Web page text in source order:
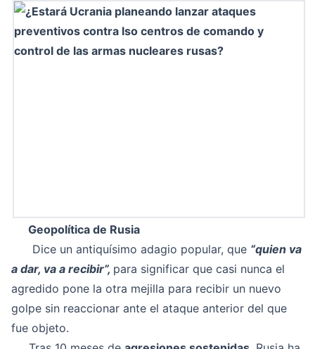
Geopolítica de Rusia
Dice un antiquísimo adagio popular, que “quien va
a dar, va a recibir”, para significar que casi nunca el
agredido pone la otra mejilla para recibir un nuevo
golpe sin reaccionar ante el ataque anterior del que
fue objeto.